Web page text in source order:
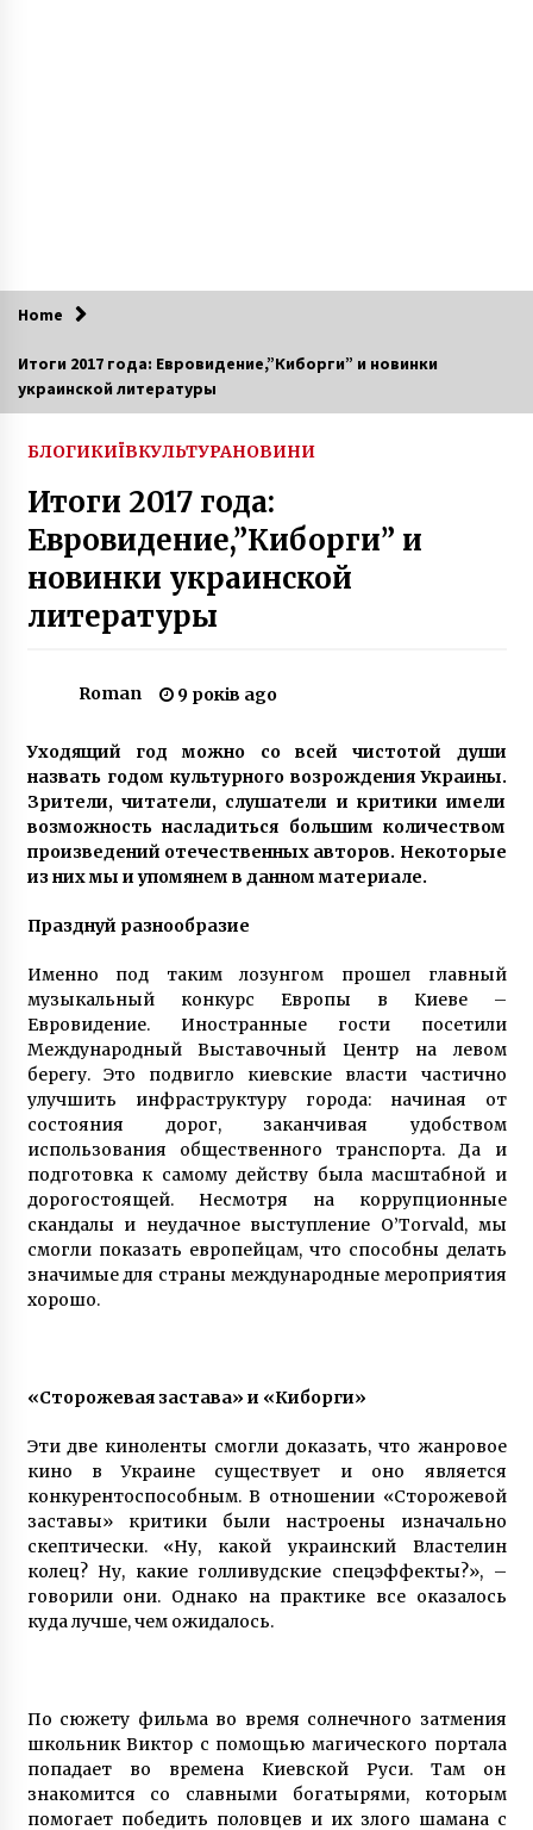
Влітку в Україні з’являться нові монети в 10
грн
6 років ago
15-20 июня в столице впервые пройдет Kyiv
10 років ago
Ірпінський переїзд закриють на ремонт
7 років ago
Квартирних крадіїв затримали на
столичному Печерську
9 років ago
В Києві 4-річна дівчинка отримала орден за
6 років ago
Экспресс в аэропорт “Борисполь” в
очередной раз сломался, даже не выехав за
пределы Киева
8 років ago
Home
Итоги 2017 года: Евровидение,”Киборги” и новинки
украинской литературы
БЛОГИКИЇВКУЛЬТУРАНОВИНИ
Итоги 2017 года:
Евровидение,”Киборги” и
новинки украинской
литературы
Roman 9 років ago
Уходящий год можно со всей чистотой души
назвать годом культурного возрождения Украины.
Зрители, читатели, слушатели и критики имели
возможность насладиться большим количеством
произведений отечественных авторов. Некоторые
из них мы и упомянем в данном материале.
Празднуй разнообразие
Именно под таким лозунгом прошел главный
музыкальный конкурс Европы в Киеве –
Евровидение. Иностранные гости посетили
Международный Выставочный Центр на левом
берегу. Это подвигло киевские власти частично
улучшить инфраструктуру города: начиная от
состояния дорог, заканчивая удобством
использования общественного транспорта. Да и
подготовка к самому действу была масштабной и
дорогостоящей. Несмотря на коррупционные
скандалы и неудачное выступление O’Torvald, мы
смогли показать европейцам, что способны делать
значимые для страны международные мероприятия
хорошо.
«Сторожевая застава» и «Киборги»
Эти две киноленты смогли доказать, что жанровое
кино в Украине существует и оно является
конкурентоспособным. В отношении «Сторожевой
заставы» критики были настроены изначально
скептически. «Ну, какой украинский Властелин
колец? Ну, какие голливудские спецэффекты?», –
говорили они. Однако на практике все оказалось
куда лучше, чем ожидалось.
По сюжету фильма во время солнечного затмения
школьник Виктор с помощью магического портала
попадает во времена Киевской Руси. Там он
знакомится со славными богатырями, которым
помогает победить половцев и их злого шамана с